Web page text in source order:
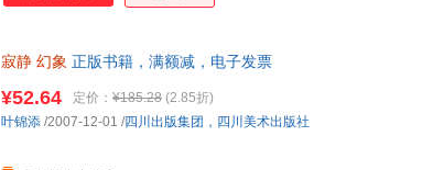
寂静 幻象 正版书籍，满额减，电子发票
¥52.64 定价： ¥185.28 (2.85折)
叶锦添 /2007-12-01 /四川出版集团，四川美术出版社